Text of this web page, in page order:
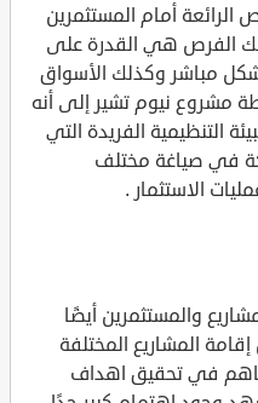
الرائعة أمام المستثمرين
تلك الفرص هي القدرة على
مباشر وكذلك الأسواق
مشروع نيوم تشير إلى أنه
التنظيمية الفريدة التي
في صياغة مختلف
الاستثمار .
والمستثمرين أيضًا
المشاريع المختلفة
في تحقيق اهداف